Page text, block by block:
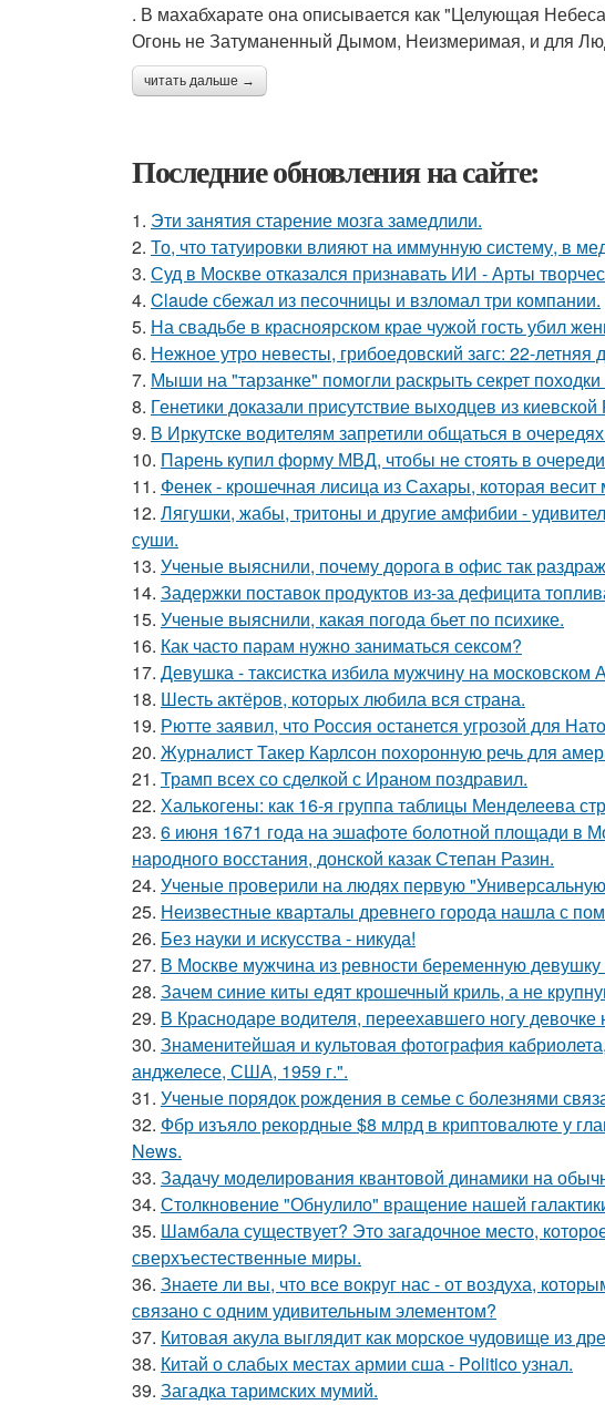
. В махабхарате она описывается как "Целующая
Огонь не Затуманенный Дымом, Неизмеримая, и для
читать дальше →
Последние обновления на сайте:
1. Эти занятия старение мозга замедлили.
2. То, что татуировки влияют на иммунную систему, в
3. Суд в Москве отказался признавать ИИ - Арты
4. Claude сбежал из песочницы и взломал три компании.
5. На свадьбе в красноярском крае чужой гость убил
6. Нежное утро невесты, грибоедовский загс: 22-
7. Мыши на "тарзанке" помогли раскрыть секрет
8. Генетики доказали присутствие выходцев из
9. В Иркутске водителям запретили общаться в
10. Парень купил форму МВД, чтобы не стоять в
11. Фенек - крошечная лисица из Сахары, которая
12. Лягушки, жабы, тритоны и другие амфибии -
суши.
13. Ученые выяснили, почему дорога в офис так
14. Задержки поставок продуктов из-за дефицита
15. Ученые выяснили, какая погода бьет по психике.
16. Как часто парам нужно заниматься сексом?
17. Девушка - таксистка избила мужчину на московском
18. Шесть актёров, которых любила вся страна.
19. Рютте заявил, что Россия останется угрозой для
20. Журналист Такер Карлсон похоронную речь для
21. Трамп всех со сделкой с Ираном поздравил.
22. Халькогены: как 16-я группа таблицы Менделеева
23. 6 июня 1671 года на эшафоте болотной площади в
народного восстания, донской казак Степан Разин.
24. Ученые проверили на людях первую
25. Неизвестные кварталы древнего города нашла с
26. Без науки и искусства - никуда!
27. В Москве мужчина из ревности беременную
28. Зачем синие киты едят крошечный криль, а не
29. В Краснодаре водителя, переехавшего ногу
30. Знаменитейшая и культовая фотография
анджелесе, США, 1959 г.".
31. Ученые порядок рождения в семье с болезнями
32. Фбр изъяло рекордные $8 млрд в криптовалюте у
News.
33. Задачу моделирования квантовой динамики на
34. Столкновение "Обнулило" вращение нашей
35. Шамбала существует? Это загадочное место,
сверхъестественные миры.
36. Знаете ли вы, что все вокруг нас - от воздуха,
связано с одним удивительным элементом?
37. Китовая акула выглядит как морское чудовище из
38. Китай о слабых местах армии сша - Politico узнал.
39. Загадка таримских мумий.